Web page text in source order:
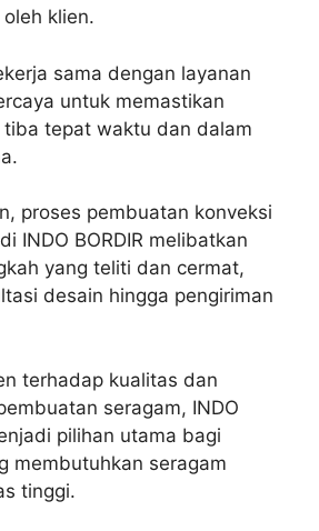
klien.
sama dengan layanan
untuk memastikan
tepat waktu dan dalam
proses pembuatan konveksi
INDO BORDIR melibatkan
yang teliti dan cermat,
desain hingga pengiriman
terhadap kualitas dan
seragam, INDO
pilihan utama bagi
membutuhkan seragam
tinggi.